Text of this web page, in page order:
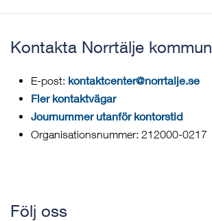
Kontakta Norrtälje kommun
E-post: kontaktcenter@norrtalje.se
Fler kontaktvägar
Journummer utanför kontorstid
Organisationsnummer: 212000-0217
Följ oss